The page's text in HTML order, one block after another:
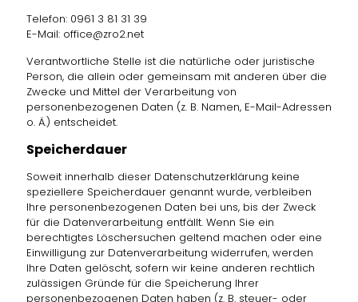
Telefon: 0961 3 81 31 39
E-Mail: office@zro2.net
Verantwortliche Stelle ist die natürliche oder juristische
Person, die allein oder gemeinsam mit anderen über die
Zwecke und Mittel der Verarbeitung von
personenbezogenen Daten (z. B. Namen, E-Mail-Adressen
o. Ä.) entscheidet.
Speicherdauer
Soweit innerhalb dieser Datenschutzerklärung keine
speziellere Speicherdauer genannt wurde, verbleiben
Ihre personenbezogenen Daten bei uns, bis der Zweck
für die Datenverarbeitung entfällt. Wenn Sie ein
berechtigtes Löschersuchen geltend machen oder eine
Einwilligung zur Datenverarbeitung widerrufen, werden
Ihre Daten gelöscht, sofern wir keine anderen rechtlich
zulässigen Gründe für die Speicherung Ihrer
personenbezogenen Daten haben (z. B. steuer- oder